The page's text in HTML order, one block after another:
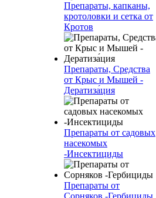
Препараты, капканы,
кротоловки и сетка от
Кротов
Препараты, Средства
от Крыс и Мышей -
Дератиза́ция
Препараты от садовых
насекомых
-Инсектициды
Препараты от
Сорняков -Гербициды